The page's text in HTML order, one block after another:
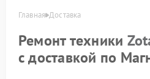
Главная Доставка
Ремонт техники
с доставкой по